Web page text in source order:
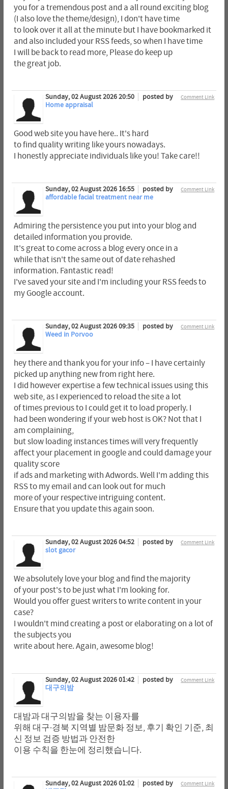
you for a tremendous post and a all round exciting blog
(I also love the theme/design), I don't have time
to look over it all at the minute but I have bookmarked it
and also included your RSS feeds, so when I have time
I will be back to read more, Please do keep up
the great job.
Comment Link
Sunday, 02 August 2026 20:50
posted by
Home appraisal
Good web site you have here.. It's hard
to find quality writing like yours nowadays.
I honestly appreciate individuals like you! Take care!!
Comment Link
Sunday, 02 August 2026 16:55
posted by
affordable facial treatment near me
Admiring the persistence you put into your blog and
detailed information you provide.
It's great to come across a blog every once in a
while that isn't the same out of date rehashed
information. Fantastic read!
I've saved your site and I'm including your RSS feeds to
my Google account.
Comment Link
Sunday, 02 August 2026 09:35
posted by
Weed in Porvoo
hey there and thank you for your info – I have certainly
picked up anything new from right here.
I did however expertise a few technical issues using this
web site, as I experienced to reload the site a lot
of times previous to I could get it to load properly. I
had been wondering if your web host is OK? Not that I
am complaining,
but slow loading instances times will very frequently
affect your placement in google and could damage your
quality score
if ads and marketing with Adwords. Well I'm adding this
RSS to my email and can look out for much
more of your respective intriguing content.
Ensure that you update this again soon.
Comment Link
Sunday, 02 August 2026 04:52
posted by
slot gacor
We absolutely love your blog and find the majority
of your post's to be just what I'm looking for.
Would you offer guest writers to write content in your
case?
I wouldn't mind creating a post or elaborating on a lot of
the subjects you
write about here. Again, awesome blog!
Comment Link
Sunday, 02 August 2026 01:42
posted by
대구의밤
대밤과 대구의밤을 찾는 이용자를
위해 대구·경북 지역별 밤문화 정보, 후기 확인 기준, 최
신 정보 검증 방법과 안전한
이용 수칙을 한눈에 정리했습니다.
Comment Link
Sunday, 02 August 2026 01:02
posted by